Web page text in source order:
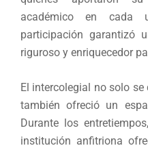
académico en
participación garantizó
riguroso y enriquecedor
El intercolegial no solo
también ofreció un
Durante los
institución anfitriona